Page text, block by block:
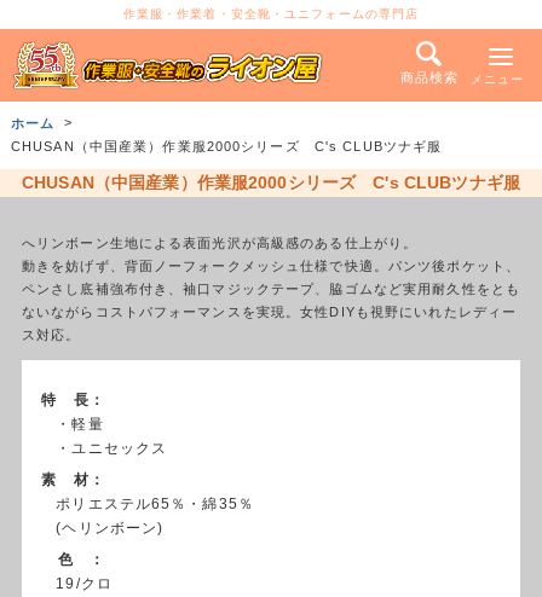
作業服・作業着・安全靴・ユニフォームの専門店
商品検索 メニュー
ホーム
CHUSAN（中国産業）作業服2000シリーズ C's CLUBツナギ服
CHUSAN（中国産業）作業服2000シリーズ C's CLUBツナギ服
へリンボーン生地による表面光沢が高級感のある仕上がり。
動きを妨げず、背面ノーフォークメッシュ仕様で快適。パンツ後ポケット、
ペンさし底補強布付き、袖口マジックテープ、脇ゴムなど実用耐久性をとも
ないながらコストパフォーマンスを実現。女性DIYも視野にいれたレディー
ス対応。
特 長：
・軽量
・ユニセックス
素 材：
ポリエステル65％・綿35％
(ヘリンボーン)
色 ：
19/クロ